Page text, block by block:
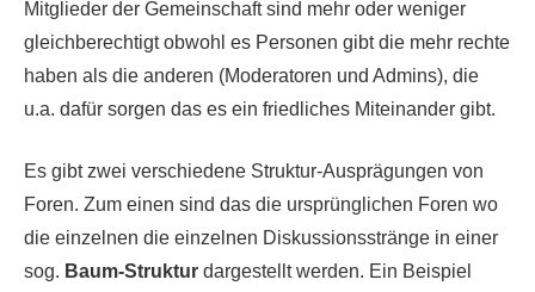
Mitglieder der Gemeinschaft sind mehr oder weniger
gleichberechtigt obwohl es Personen gibt die mehr rechte
haben als die anderen (Moderatoren und Admins), die
u.a. dafür sorgen das es ein friedliches Miteinander gibt.
Es gibt zwei verschiedene Struktur-Ausprägungen von
Foren. Zum einen sind das die ursprünglichen Foren wo
die einzelnen die einzelnen Diskussionsstränge in einer
sog. Baum-Struktur dargestellt werden. Ein Beispiel